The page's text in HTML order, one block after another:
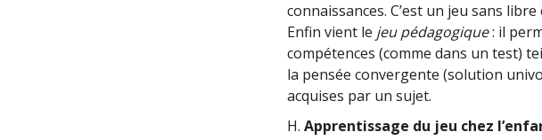
connaissances. C’est un jeu sans libre
Enfin vient le jeu pédagogique: il
compétences (comme dans un test)
la pensée convergente (solution
acquises par un sujet.
H. Apprentissage du jeu chez